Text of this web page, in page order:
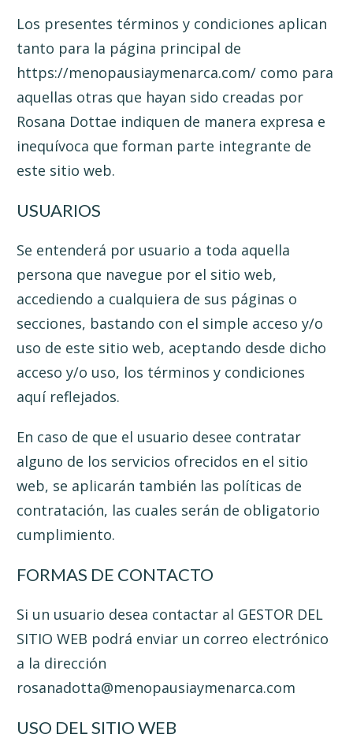
Los presentes términos y condiciones aplican
tanto para la página principal de
https://menopausiaymenarca.com/ como para
aquellas otras que hayan sido creadas por
Rosana Dottae indiquen de manera expresa e
inequívoca que forman parte integrante de
este sitio web.
USUARIOS
Se entenderá por usuario a toda aquella
persona que navegue por el sitio web,
accediendo a cualquiera de sus páginas o
secciones, bastando con el simple acceso y/o
uso de este sitio web, aceptando desde dicho
acceso y/o uso, los términos y condiciones
aquí reflejados.
En caso de que el usuario desee contratar
alguno de los servicios ofrecidos en el sitio
web, se aplicarán también las políticas de
contratación, las cuales serán de obligatorio
cumplimiento.
FORMAS DE CONTACTO
Si un usuario desea contactar al GESTOR DEL
SITIO WEB podrá enviar un correo electrónico
a la dirección
rosanadotta@menopausiaymenarca.com
USO DEL SITIO WEB